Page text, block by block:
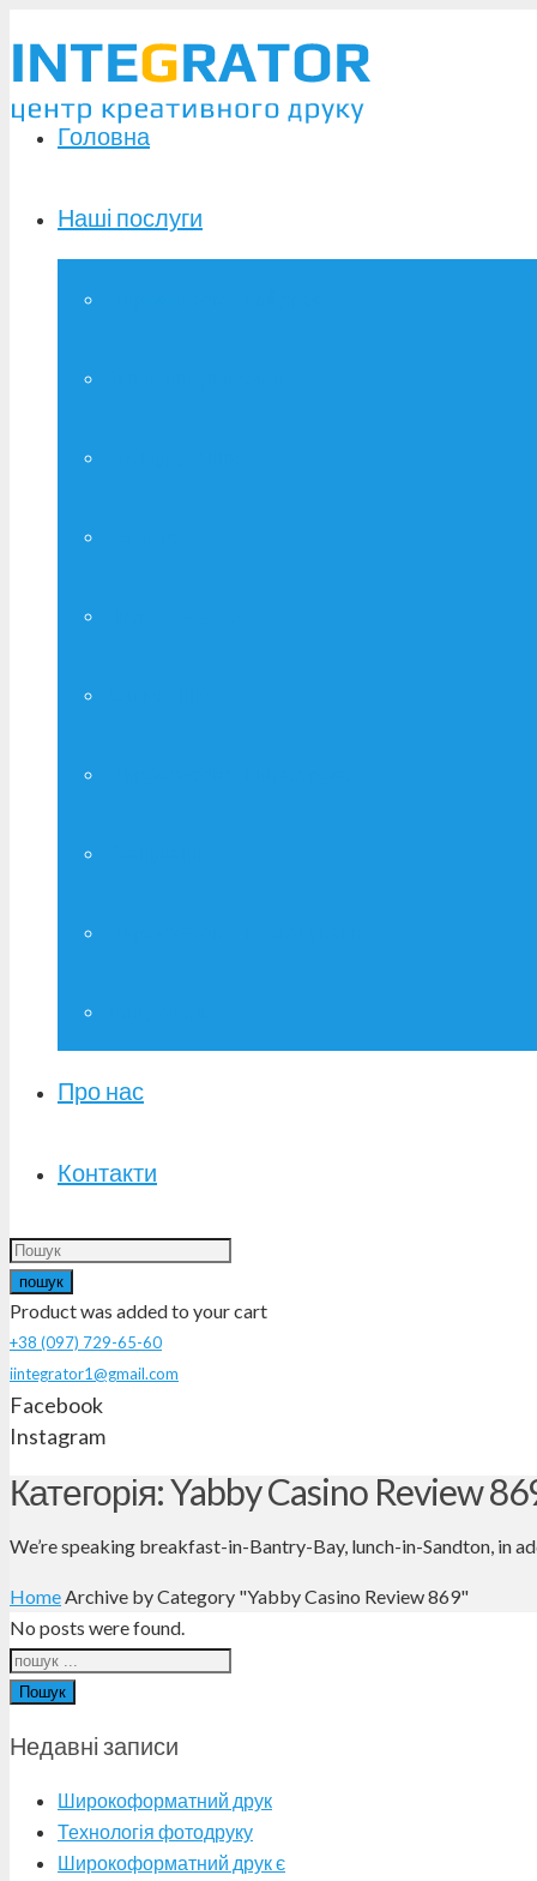
Головна
Наші послуги
Про нас
Контакти
пошук
Productwas added to your cart
+38 (097) 729-65-60
iintegrator1@gmail.com
Facebook
Instagram
Категорія: Yabby Casino Review
We’re speaking breakfast-in-Bantry-Bay, lunch-in-Sandton, in
HomeArchive by Category "Yabby Casino Review 869"
No posts were found.
Пошук
Недавні записи
Широкоформатний друк
Технологія фотодруку
Широкоформатний друк є